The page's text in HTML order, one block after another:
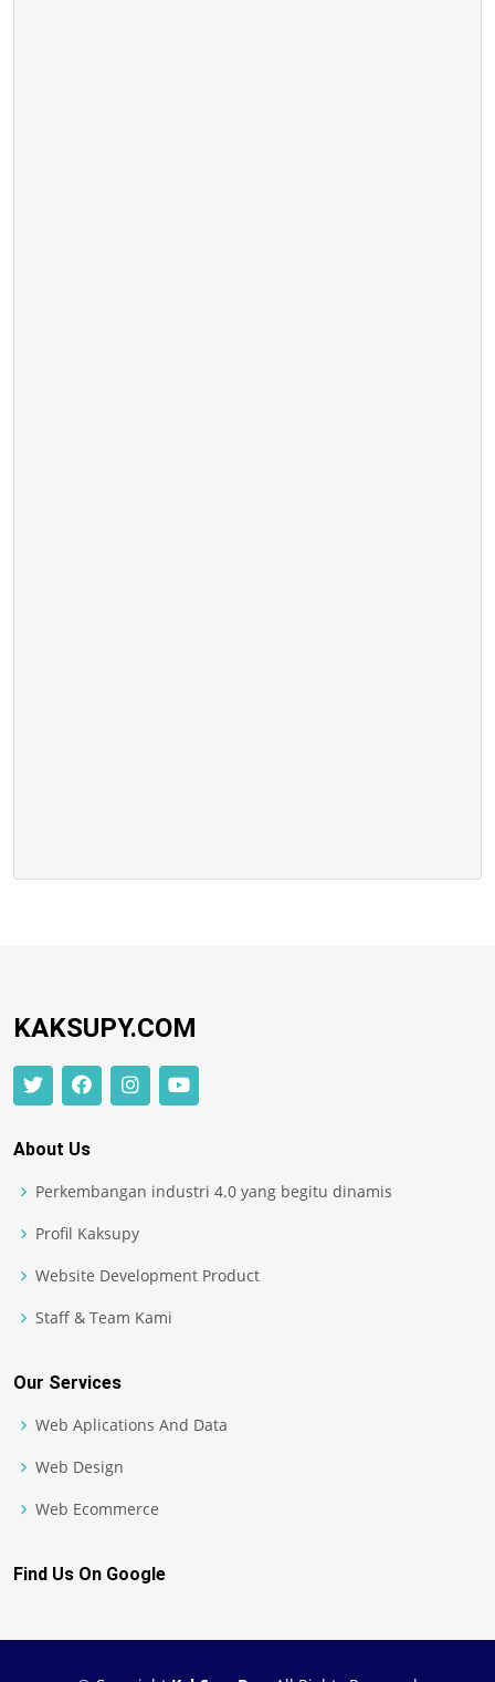
KAKSUPY.COM
About Us
Perkembangan industri 4.0 yang begitu dinamis
Profil Kaksupy
Website Development Product
Staff & Team Kami
Our Services
Web Aplications And Data
Web Design
Web Ecommerce
Find Us On Google